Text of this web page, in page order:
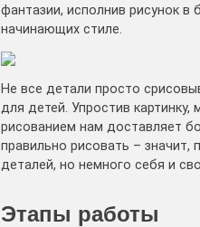
фантазии, исполнив рисунок
начинающих стиле.
Не все детали просто
для детей. Упростив
рисованием нам доставляет
правильно рисовать – значит,
деталей, но немного себя и
Этапы работы